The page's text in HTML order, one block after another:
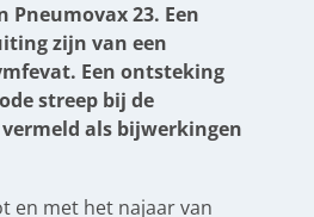
23. Een
zijn van een
Een ontsteking
streep bij de
als bijwerkingen
en met het najaar van